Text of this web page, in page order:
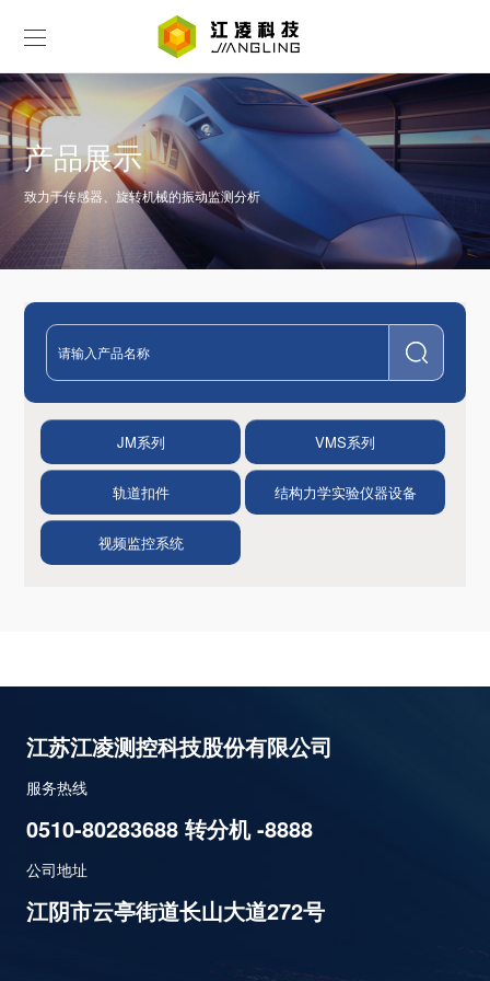
产品展示
致力于传感器、旋转机械的振动监测分析
JM系列 VMS系列
轨道扣件 结构力学实验仪器设备
视频监控系统
江苏江凌测控科技股份有限公司
服务热线
0510-80283688 转分机 -8888
公司地址
江阴市云亭街道长山大道272号